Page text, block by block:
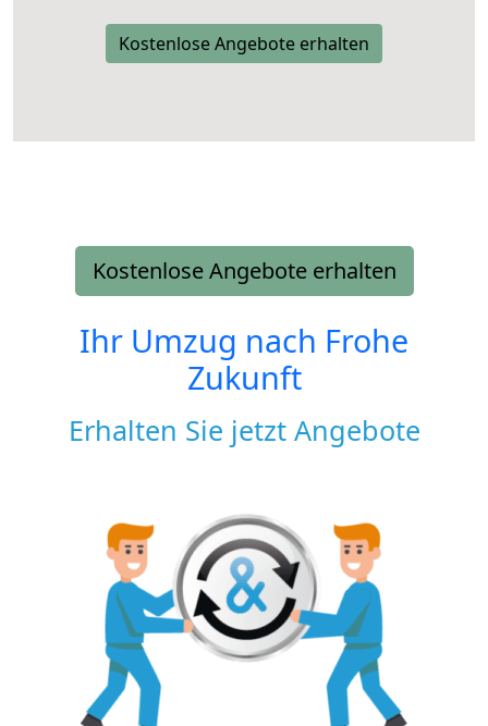
Kostenlose Angebote erhalten
Kostenlose Angebote erhalten
Ihr Umzug nach Frohe
Zukunft
Erhalten Sie jetzt Angebote